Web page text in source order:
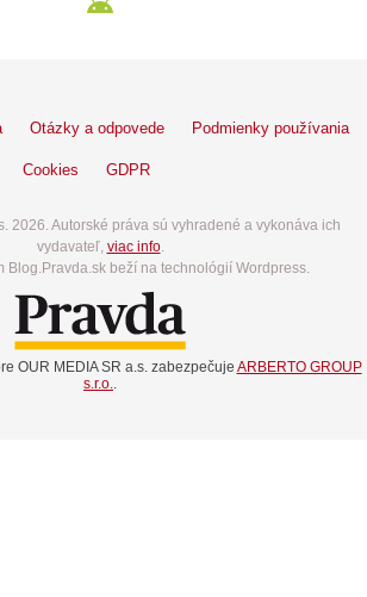
Otázky a odpovede Podmienky používania
Cookies GDPR
2026. Autorské práva sú vyhradené a vykonáva ich
vydavateľ, viac info.
Blog.Pravda.sk beží na technológií Wordpress.
OUR MEDIA SR a.s. zabezpečuje ARBERTO GROUP
s.r.o..